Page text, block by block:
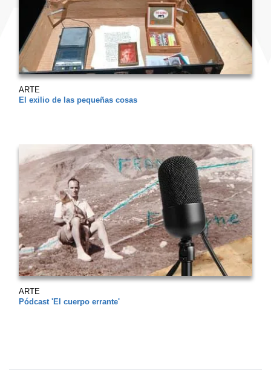
ARTE
El exilio de las pequeñas cosas
ARTE
Pódcast 'El cuerpo errante'